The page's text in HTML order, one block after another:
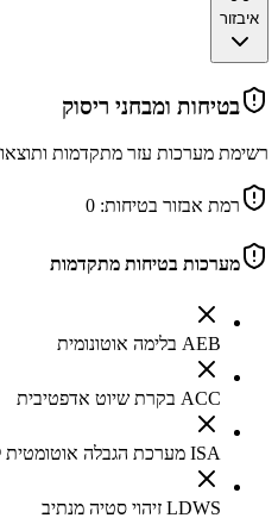
איבזור
בטיחות ומבחני ריסוק
רשימת מערכות עזר מתקדמות
רמת אבזור בטיחות: 0
מערכות בטיחות מתקדמות
AEB בלימה אוטונומית
ACC בקרת שיוט אדפטיבית
ISA מערכת הגבלה אוטומטית למהירות הרכב
LDWS זיהוי סטיה מנתיב